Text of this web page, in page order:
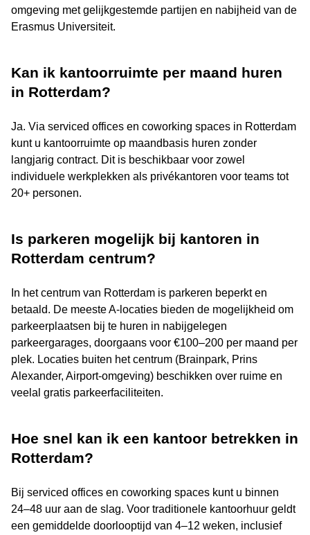
omgeving met gelijkgestemde partijen en nabijheid van de
Erasmus Universiteit.
Kan ik kantoorruimte per maand huren
in Rotterdam?
Ja. Via serviced offices en coworking spaces in Rotterdam
kunt u kantoorruimte op maandbasis huren zonder
langjarig contract. Dit is beschikbaar voor zowel
individuele werkplekken als privékantoren voor teams tot
20+ personen.
Is parkeren mogelijk bij kantoren in
Rotterdam centrum?
In het centrum van Rotterdam is parkeren beperkt en
betaald. De meeste A-locaties bieden de mogelijkheid om
parkeerplaatsen bij te huren in nabijgelegen
parkeergarages, doorgaans voor €100–200 per maand per
plek. Locaties buiten het centrum (Brainpark, Prins
Alexander, Airport-omgeving) beschikken over ruime en
veelal gratis parkeerfaciliteiten.
Hoe snel kan ik een kantoor betrekken in
Rotterdam?
Bij serviced offices en coworking spaces kunt u binnen
24–48 uur aan de slag. Voor traditionele kantoorhuur geldt
een gemiddelde doorlooptijd van 4–12 weken, inclusief